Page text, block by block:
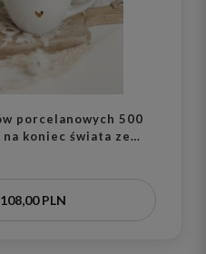
porcelanowych 500
koniec świata ze
PLN